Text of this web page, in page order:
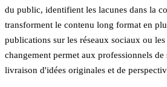
du public, identifient les lacunes dans la
transforment le contenu long format en
publications sur les réseaux sociaux ou
changement permet aux professionnels de
livraison d'idées originales et de